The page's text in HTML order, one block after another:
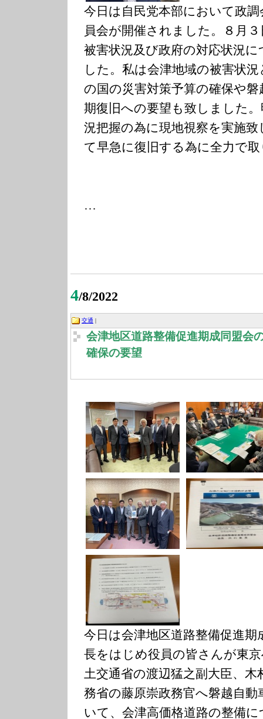
今日は自民党本部において政
員会が開催されました。８月
被害状況及び政府の対応状況
した。私は会津地域の被害状
の国の災害対策予算の確保や
期復旧への要望も致しました
況把握の為に現地視察を実施
て早急に復旧する為に全力で
…
4/8/2022
交通 |
会津地区道路整備促進期成同盟会
確保の要望
今日は会津地区道路整備促進期
長をはじめ役員の皆さんが東
土交通省の渡辺猛之副大臣、
務省の藤原崇政務官へ磐越自
いて、会津高価格道路の整備